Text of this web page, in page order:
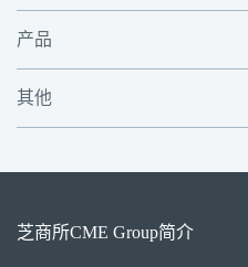
产品
其他
芝商所CME Group简介